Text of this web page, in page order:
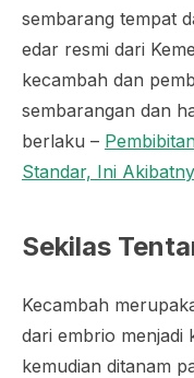
sembarang tempat
edar resmi dari
kecambah dan
sembarangan dan
berlaku –
Standar, Ini
Sekilas
Kecambah
dari embrio menjadi
kemudian ditanam